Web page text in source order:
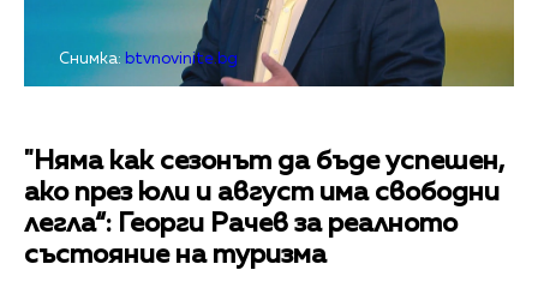
Снимка: btvnovinite.bg
"Няма как сезонът да бъде успешен,
ако през юли и август има свободни
легла“: Георги Рачев за реалното
състояние на туризма